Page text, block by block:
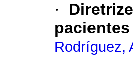
·
Rodríguez,